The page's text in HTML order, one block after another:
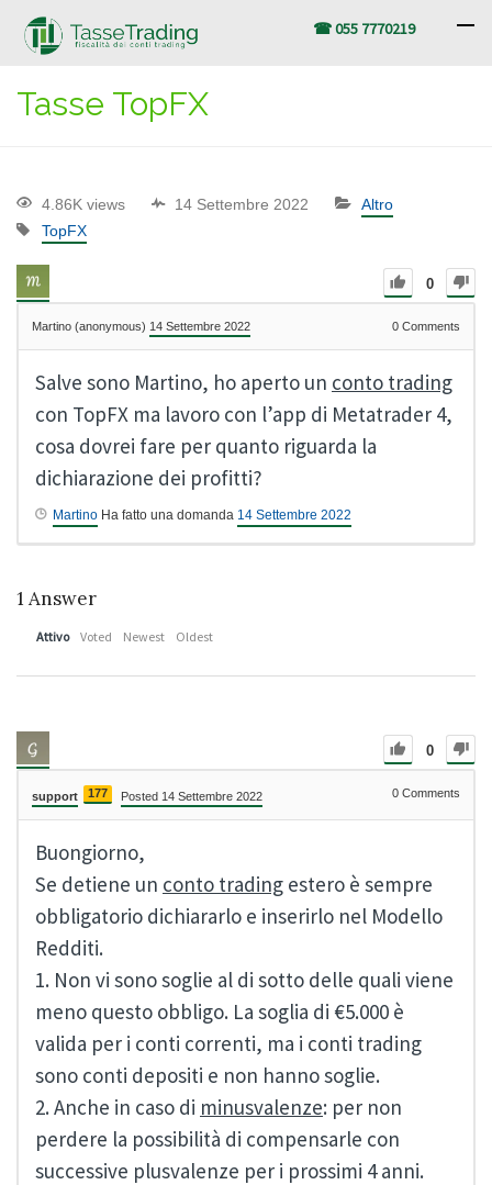
☎ 055 7770219
Tasse TopFX
4.86K views 14 Settembre 2022
Altro
TopFX
0
Martino (anonymous) 14 Settembre 2022 0 Comments
Salve sono Martino, ho aperto un conto trading
con TopFX ma lavoro con l’app di Metatrader 4,
cosa dovrei fare per quanto riguarda la
dichiarazione dei profitti?
Martino Ha fatto una domanda 14 Settembre 2022
1 Answer
Attivo Voted Newest Oldest
0
support 177 Posted 14 Settembre 2022 0 Comments
Buongiorno,
Se detiene un conto trading estero è sempre
obbligatorio dichiararlo e inserirlo nel Modello
Redditi.
1. Non vi sono soglie al di sotto delle quali viene
meno questo obbligo. La soglia di €5.000 è
valida per i conti correnti, ma i conti trading
sono conti depositi e non hanno soglie.
2. Anche in caso di minusvalenze: per non
perdere la possibilità di compensarle con
successive plusvalenze per i prossimi 4 anni.